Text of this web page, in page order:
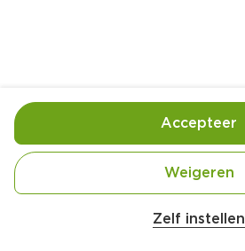
Ingrediënten
Zelf instellen
Weigeren
Accepteer